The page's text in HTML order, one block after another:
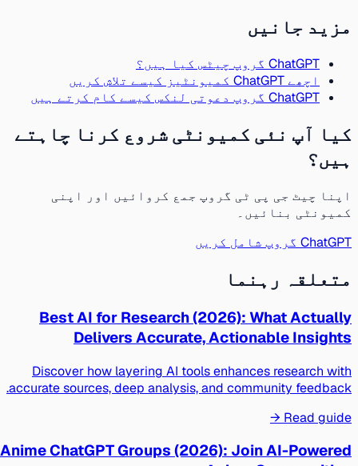
مزید جانیں
ChatGPT گروپ چیٹس کیا ہیں؟
اچھے ChatGPT کمیونٹیز کیسے تلاش کریں
ChatGPT گروپ دعوتی لنکس کیسے کام کرتے ہیں
کیا آپ نئی کمیونٹی شروع کرنا چاہتے
ہیں؟
اپنا چیٹ جی پی ٹی گروپ جمع کروائیں اور اپنی
کمیونٹی بنائیں۔
ChatGPT گروپ شامل کریں
متعلقہ رہنما
Best AI for Research (2026): What Actually
Delivers Accurate, Actionable Insights
Discover how layering AI tools enhances research with
accurate sources, deep analysis, and community feedback.
Read guide →
Anime ChatGPT Groups (2026): Join AI-Powered